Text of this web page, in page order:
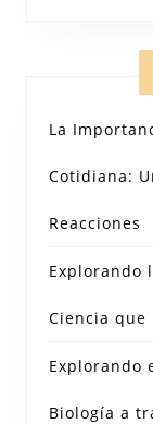
La
Cotidiana:
Reacciones
Explorando
Ciencia que
Explorando
Biología a